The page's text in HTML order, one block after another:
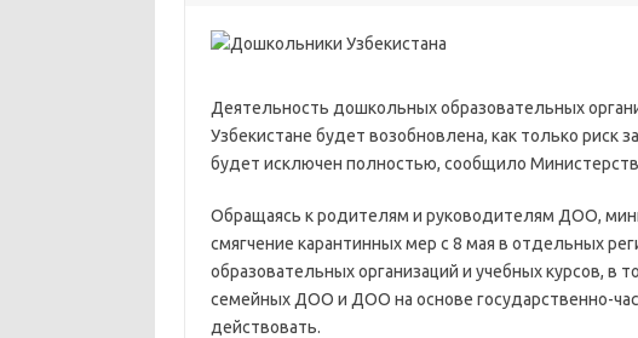
Деятельность дошкольных образовательных
Узбекистане будет возобновлена, как только риск
будет исключен полностью, сообщило
Обращаясь к родителям и руководителям ДОО,
смягчение карантинных мер с 8 мая в отдельных
образовательных организаций и учебных курсов, в
семейных ДОО и ДОО на основе государственно-
действовать.